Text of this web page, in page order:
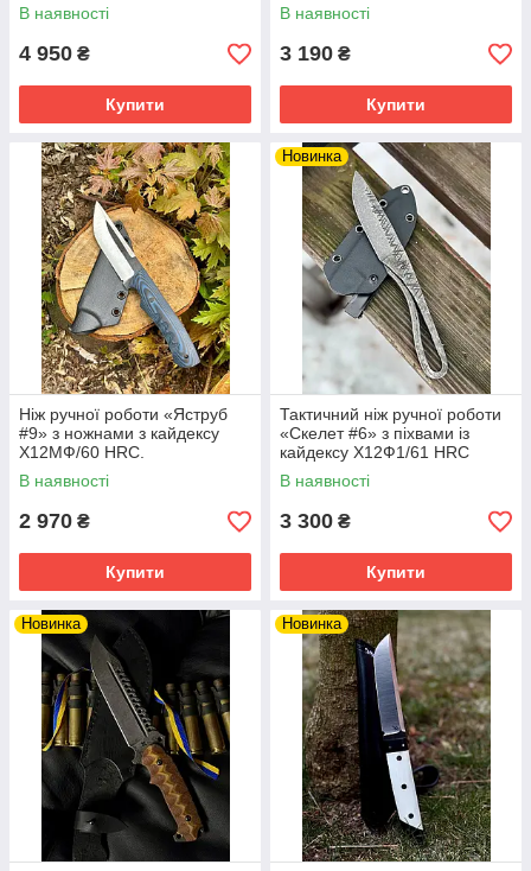
В наявності
4 950 ₴
Купити
В наявності
3 190 ₴
Купити
Ніж ручної роботи «Яструб
#9» з ножнами з кайдексу
Х12МФ/60 HRC.
В наявності
2 970 ₴
Купити
Новинка
Тактичний ніж ручної роботи
«Скелет #6» з піхвами із
кайдексу Х12Ф1/61 HRC
В наявності
3 300 ₴
Купити
Новинка Новинка